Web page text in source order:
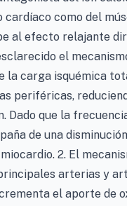
cardíaco como del
al efecto relajante
el
la carga isquémica
periféricas,
Dado que la
de una
2. El
arterias y
el aporte de